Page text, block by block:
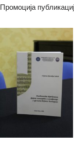
Промоција